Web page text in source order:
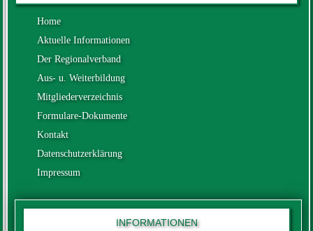
Home
Aktuelle Informationen
Der Regionalverband
Aus- u. Weiterbildung
Mitgliederverzeichnis
Formulare-Dokumente
Kontakt
Datenschutzerklärung
Impressum
INFORMATIONEN